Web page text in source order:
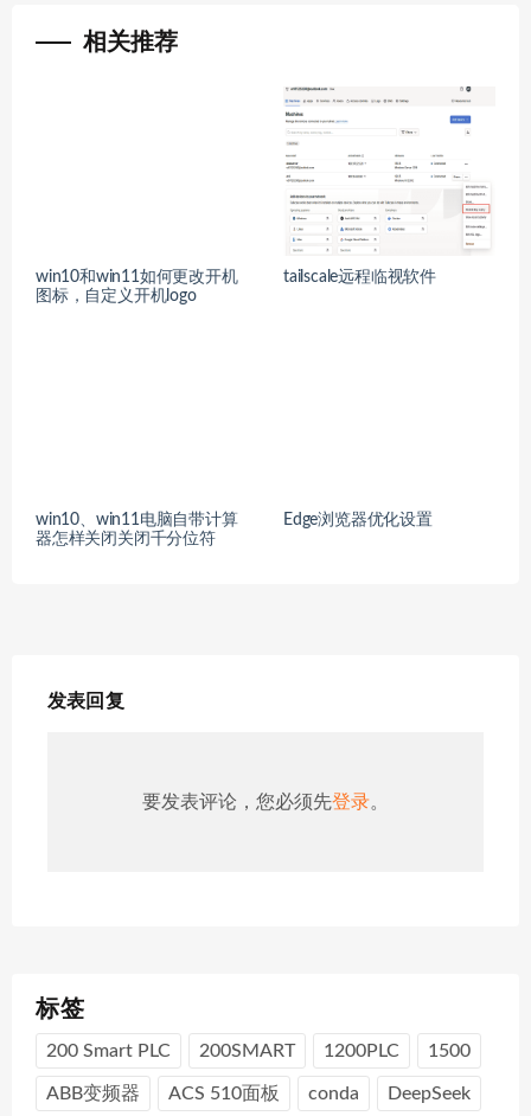
相关推荐
win10和win11如何更改开机
图标，自定义开机logo
tailscale远程临视软件
win10、win11电脑自带计算
器怎样关闭关闭千分位符
Edge浏览器优化设置
发表回复
要发表评论，您必须先登录。
标签
200 Smart PLC 200SMART 1200PLC 1500
ABB变频器 ACS 510面板 conda DeepSeek